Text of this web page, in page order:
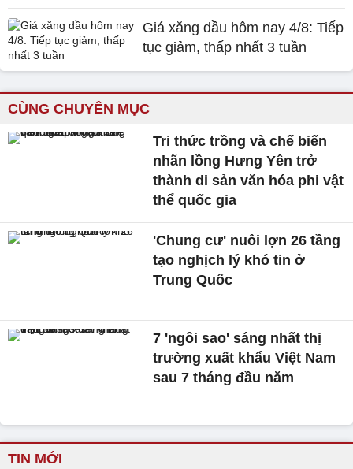
Giá xăng dầu hôm nay 4/8: Tiếp
tục giảm, thấp nhất 3 tuần
CÙNG CHUYÊN MỤC
Tri thức trồng và chế biến
nhãn lồng Hưng Yên trở
thành di sản văn hóa phi vật
thể quốc gia
'Chung cư' nuôi lợn 26 tầng
tạo nghịch lý khó tin ở
Trung Quốc
7 'ngôi sao' sáng nhất thị
trường xuất khẩu Việt Nam
sau 7 tháng đầu năm
TIN MỚI